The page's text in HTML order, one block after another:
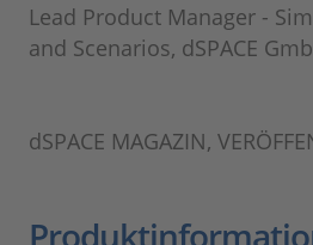
Lead Product Manager -
and Scenarios, dSPACE
dSPACE MAGAZIN,